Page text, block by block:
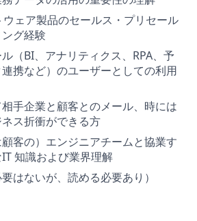
ェア製品のセールス・プリセール
グ経験
（BI、アナリティクス、RPA、予
携など）のユーザーとしての利用
手企業と顧客とのメール、時には
ス折衝ができる方
客の）エンジニアチームと協業す
知識および業界理解
はないが、読める必要あり）